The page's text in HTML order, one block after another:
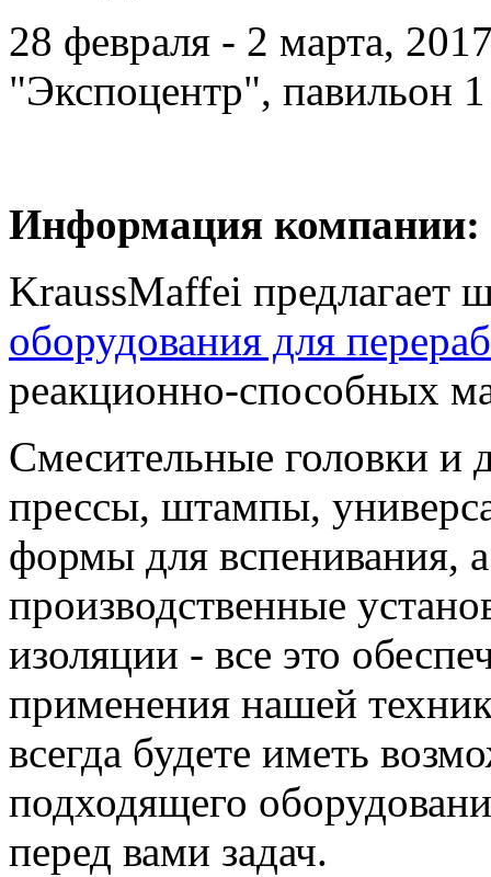
28 февраля - 2 марта,
"Экспоцентр", павильон 1
Информация компании:
KraussMaffei предлагает
оборудования для
реакционно-способных
Смесительные головки
прессы, штампы,
формы для вспенивания,
производственные
изоляции - все это
применения нашей
всегда будете иметь
подходящего
перед вами задач.